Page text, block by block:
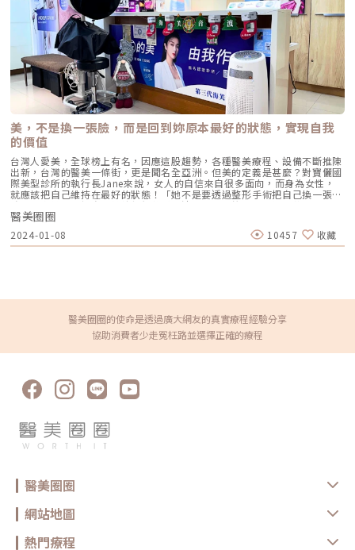
美，不是換一張臉，而是回到妳原本最好的狀態，實現自我
的價值
台灣人愛美，全球榜上有名，因應這股趨勢，各種醫美療程、設備不斷推陳
出新，台灣的醫美一條街，更是聞名全亞洲。但美的定義是甚麼？對寶儷國
際美型診所的執行長Jane來說，女人的自信來自很多面向，而身為女性，
就應該把自己維持在最好的狀態！「她不是要透過整形手術把自己換一張
臉，而應該是要把自己維持得很乾淨、清爽，回到妳原本最好的狀態。」因
為外表很重要，它會透露出你的健康和生活型態，甚至影響妳的工作！客戶
族群來自全台各地，以客帶客，完全以口碑行銷取勝。執行長Jane還會篩
選理念相符合的客戶，而非一味以營利為目的。圖/寶儷國際美型診所提供
凍齡，成為謀生的必要工具之一有位時尚達人曾言：「愛美愛到一定程度，
是不是還去兼差？「凍齡，是謀生的必要工具！」執行長認為凍齡，就是回
到妳原本最好的狀態，怎樣讓自己凍齡、甚至逆齡，變得更好，這也是她成
立寶儷國際美型診所的初衷。「現在的審美觀標準很高，也很多元化，所以
醫美診所也應該建立完整的病歷表制度，讓病歷跟著病人走寶儷國際美型診
所的執行長Jane就曾遇過一位客人來求助。她以往都是每年固定在寶儷做
然好但也讓她很驚嚇，因為她變得自己都不認識自己了！也因為過一陣子她
得出席一個很重要的活動，不想頂著一張不像自己的臉出席，甚至擔心到都
快得了憂鬱症。「我建議她應該回去找先前幫她施作療程的醫生」，除了想
地方？執行長直言：「醫美是醫療美容，醫療的部分是必須被重視的，是有
其程序的，不是便利商店要買啥就給啥！」，她認為醫美界最大的隱憂，就
是病人、客戶無法帶著自己的病歷走，沒有一份完整的病歷「是很可怕的黑
洞！」因為這是醫師要規劃療程時很重要的依據，但諮詢時大部分客戶並不
病歷表跟著客人走，對醫師的治療計畫幫助很大，而客人即便換了診所、換
醫美圈圈
2024-01-08 10457 收藏
醫美圈圈的使命是透過廣大網友的真實療程經驗分享
協助消費者少走冤枉路並選擇正確的療程
醫美圈圈
網站地圖
熱門療程